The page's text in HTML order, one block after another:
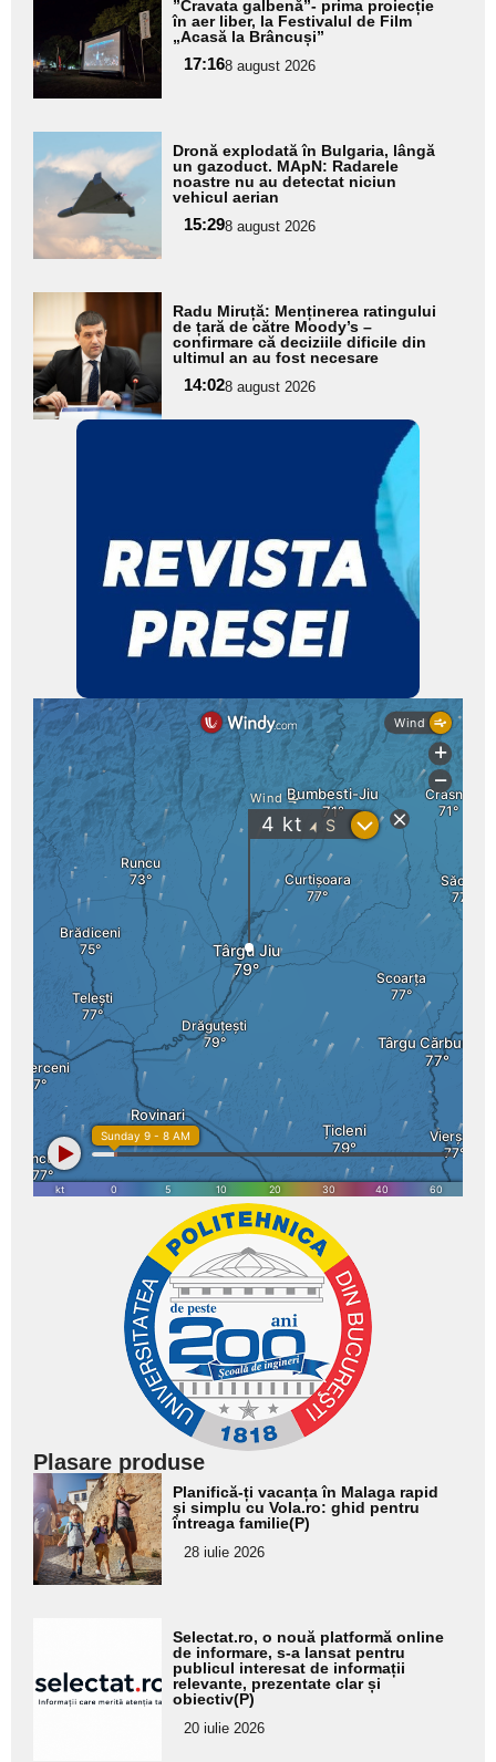
aici textul
pentru
subtitlu
”Cravata galbenă”- prima proiecție
în aer liber, la Festivalul de Film
„Acasă la Brâncuși”
17:168 august 2026
Adaugă
aici textul
pentru
subtitlu
Dronă explodată în Bulgaria, lângă
un gazoduct. MApN: Radarele
noastre nu au detectat niciun
vehicul aerian
15:298 august 2026
Adaugă
aici textul
pentru
subtitlu
Radu Miruță: Menținerea ratingului
de țară de către Moody’s –
confirmare că deciziile dificile din
ultimul an au fost necesare
14:028 august 2026
Plasare produse
Adaugă
aici textul
pentru
subtitlu
Planifică-ți vacanța în Malaga rapid
și simplu cu Vola.ro: ghid pentru
întreaga familie(P)
28 iulie 2026
pentru
subtitlu
Selectat.ro, o nouă platformă online
de informare, s-a lansat pentru
publicul interesat de informații
relevante, prezentate clar și
obiectiv(P)
20 iulie 2026